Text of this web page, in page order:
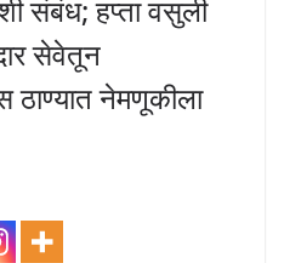
संबंध; हप्ता वसुली
सेवेतून
ठाण्यात नेमणूकीला